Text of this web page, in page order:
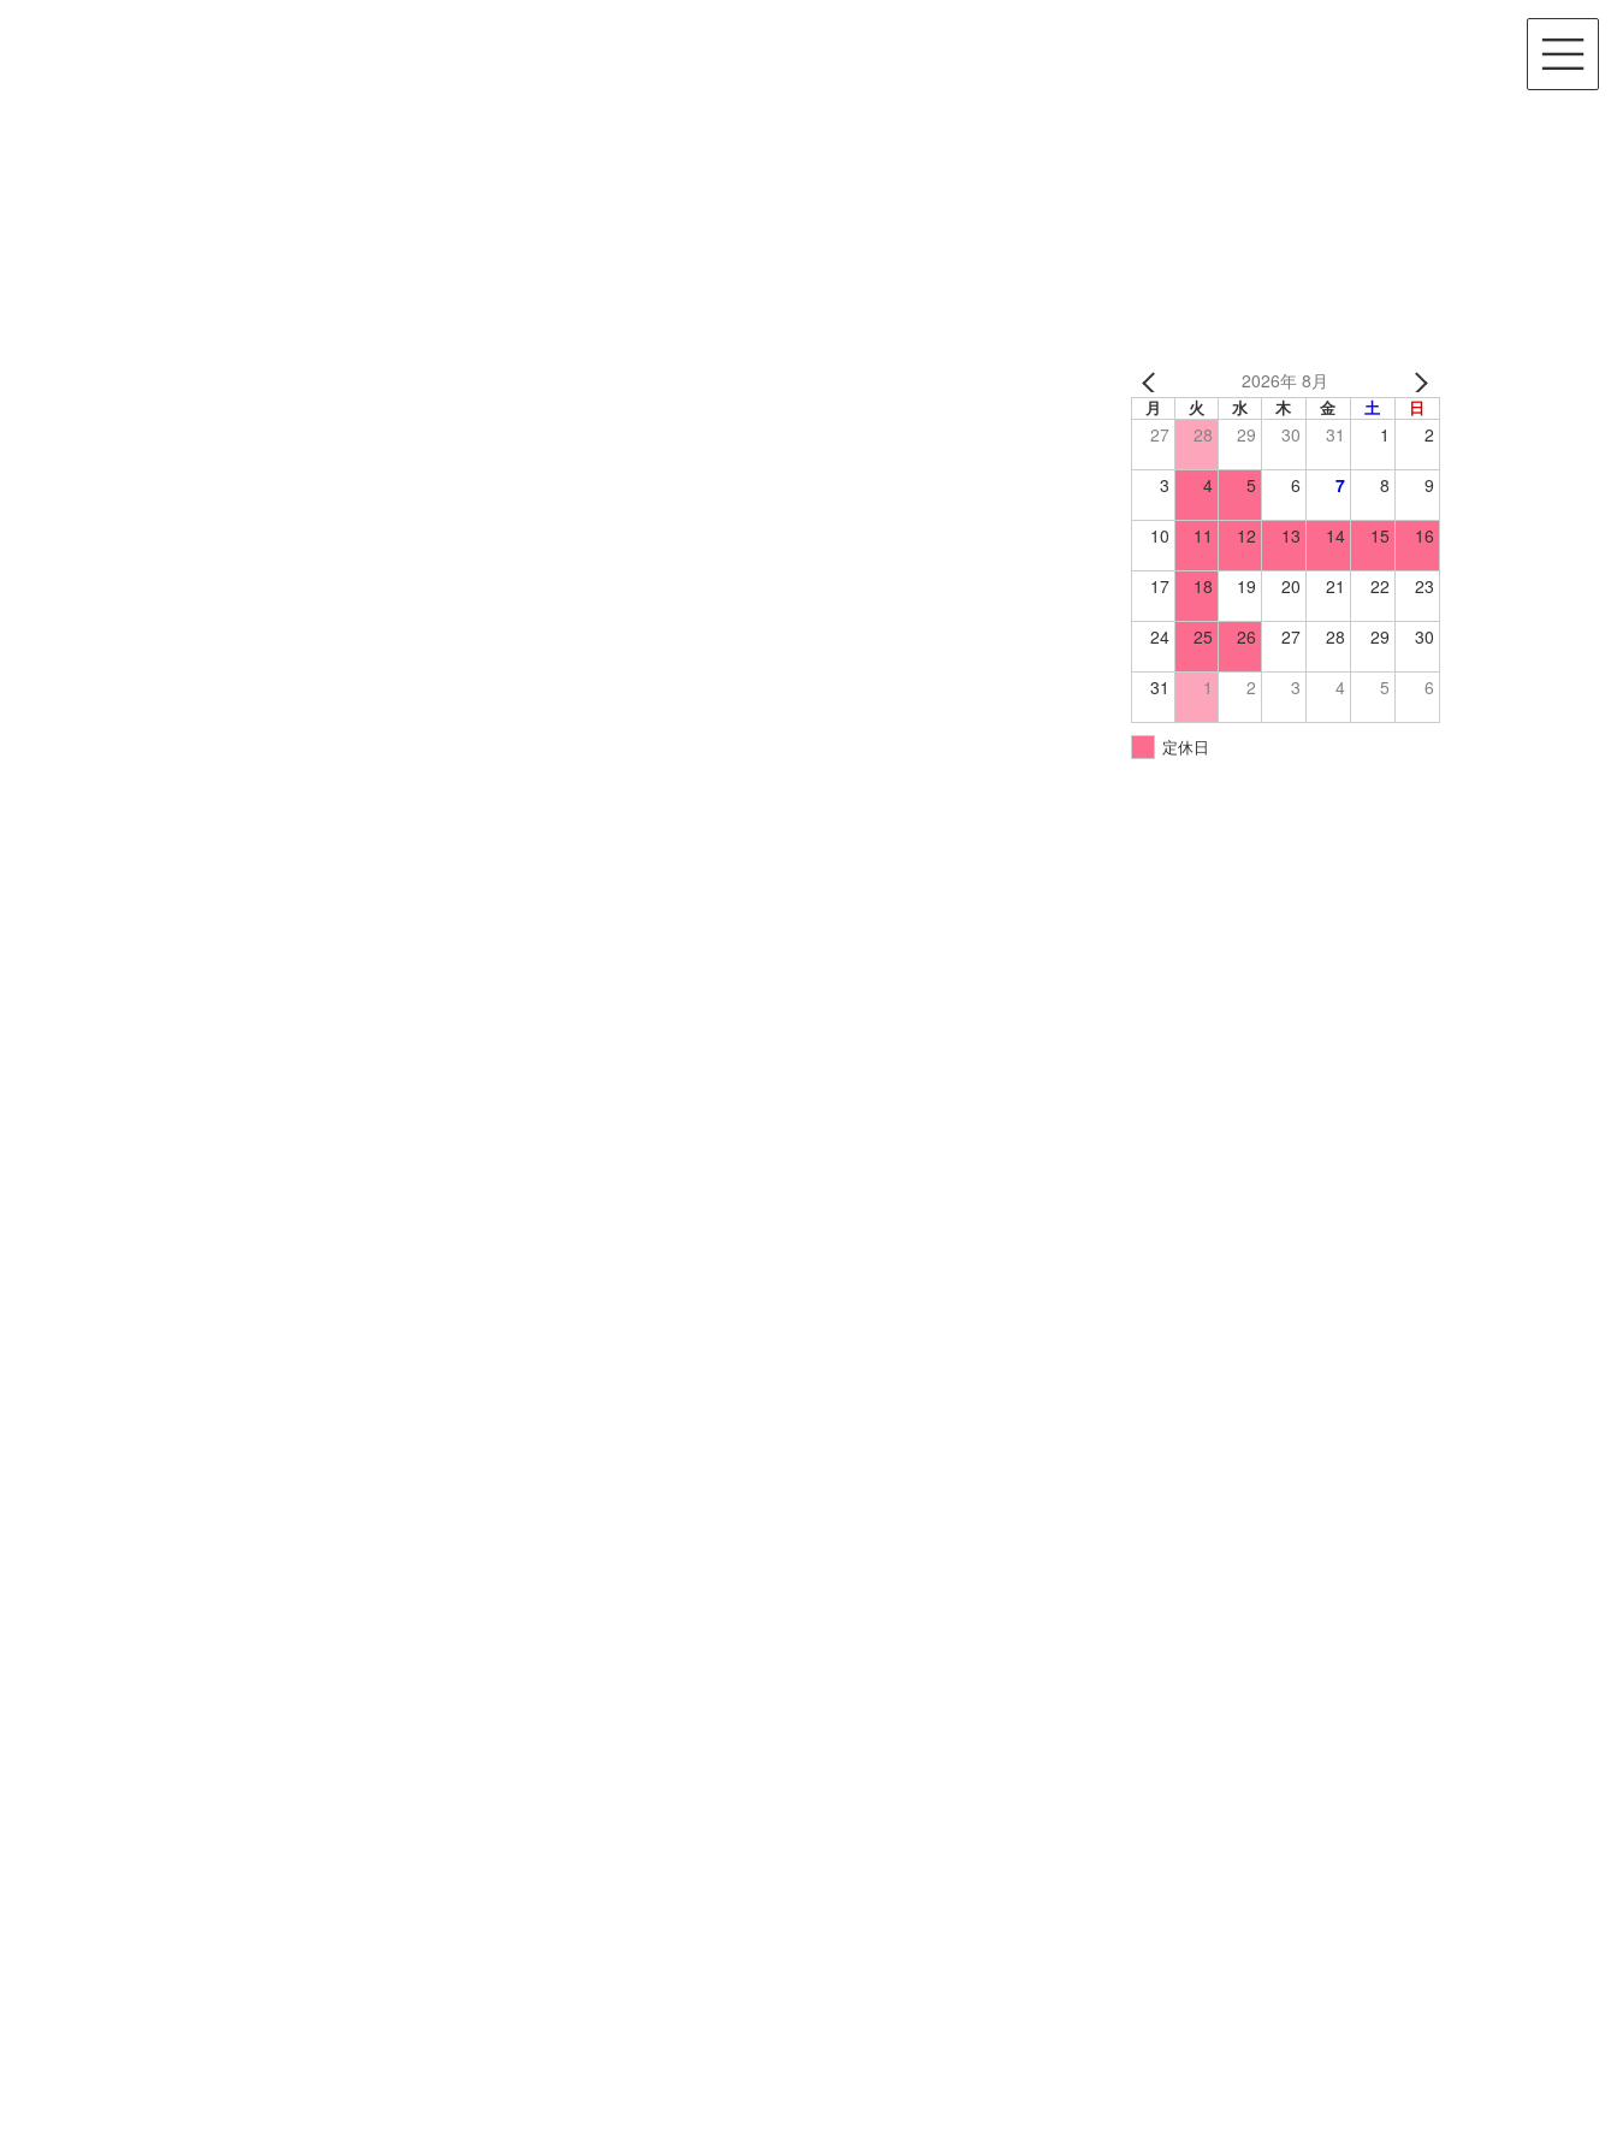
2026年 8月
月 火 水 木 金 土 日
27 28 29 30 31 1 2
3 4 5 6 7 8 9
10 11 12 13 14 15 16
17 18 19 20 21 22 23
24 25 26 27 28 29 30
31 1 2 3 4 5 6
定休日